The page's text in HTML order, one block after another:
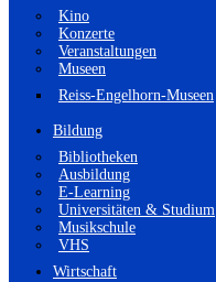
Kino
Konzerte
Veranstaltungen
Museen
Reiss-Engelhorn-Museen
Bildung
Bibliotheken
Ausbildung
E-Learning
Universitäten & Studium
Musikschule
VHS
Wirtschaft